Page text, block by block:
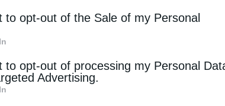
to opt-out of the Sale of my Personal
to opt-out of processing my Personal
Advertising.
καί τών παλαιμάχων τής …
μπάσκετ στην Πάτρα στη μνήμη των